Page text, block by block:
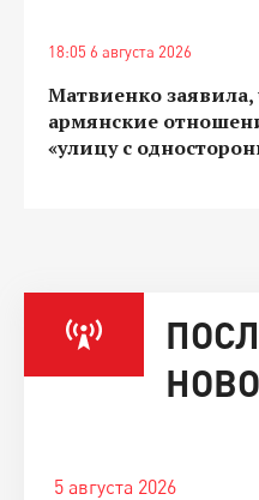
18:05 6 августа 2026
Матвиенко заявила,
армянские
«улицу с
5 августа 2026